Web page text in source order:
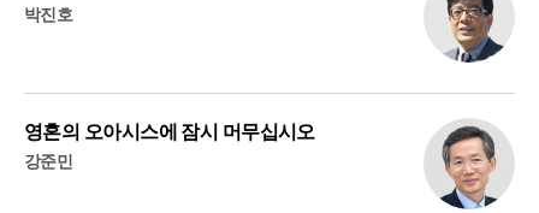
박진호
영혼의 오아시스에 잠시 머무십시오
강준민